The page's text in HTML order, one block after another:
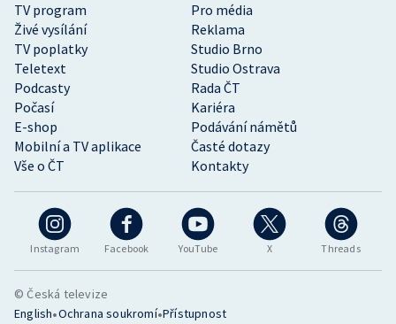
Instagram Facebook YouTube X Threads
TV program
Pro média
Živé vysílání
Reklama
TV poplatky
Studio Brno
Teletext
Studio Ostrava
Podcasty
Rada ČT
Počasí
Kariéra
E-shop
Podávání námětů
Mobilní a TV aplikace
Časté dotazy
Vše o ČT
Kontakty
© Česká televize
English•Ochrana soukromí•Přístupnost